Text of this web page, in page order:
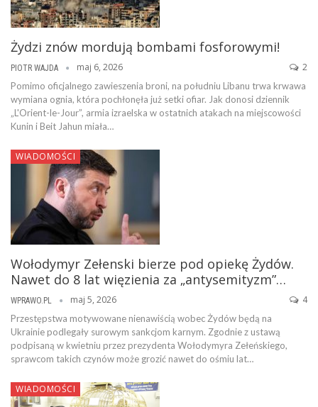
Żydzi znów mordują bombami fosforowymi!
PIOTR WAJDA maj 6, 2026 2
Pomimo oficjalnego zawieszenia broni, na południu Libanu trwa krwawa
wymiana ognia, która pochłonęła już setki ofiar. Jak donosi dziennik
„L'Orient-le-Jour”, armia izraelska w ostatnich atakach na miejscowości
Kunin i Beit Jahun miała…
WIADOMOŚCI
Wołodymyr Zełenski bierze pod opiekę Żydów.
Nawet do 8 lat więzienia za „antysemityzm”…
WPRAWO.PL maj 5, 2026 4
Przestępstwa motywowane nienawiścią wobec Żydów będą na
Ukrainie podlegały surowym sankcjom karnym. Zgodnie z ustawą
podpisaną w kwietniu przez prezydenta Wołodymyra Zełeńskiego,
sprawcom takich czynów może grozić nawet do ośmiu lat…
WIADOMOŚCI